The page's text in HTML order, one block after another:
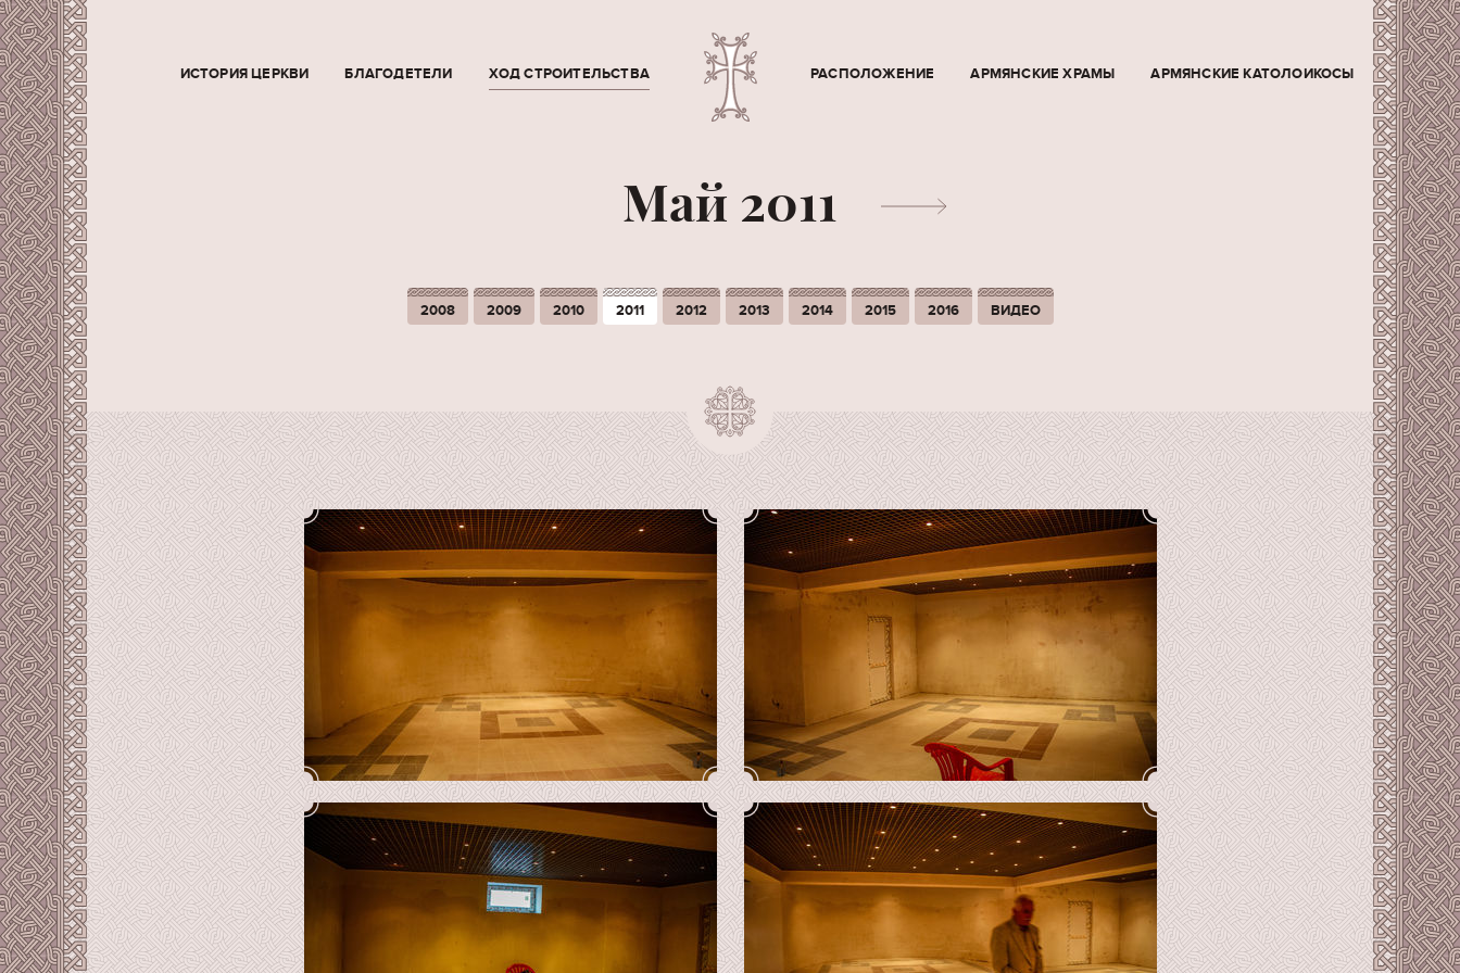
ИСТОРИЯ ЦЕРКВИ БЛАГОДЕТЕЛИ ХОД СТРОИТЕЛЬСТВА РАСПОЛОЖЕНИЕ АРМЯНСКИЕ ХРАМЫ АРМЯНСКИЕ КАТОЛОИКОСЫ
Май 2011
2008 2009 2010 2011 2012 2013 2014 2015 2016 ВИДЕО